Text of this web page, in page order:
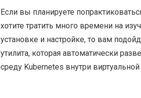
Если вы планируете
хотите тратить много времени на
установке и настройке, то вам
утилита, которая автоматически
среду Kubernetes внутри